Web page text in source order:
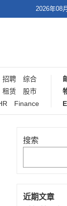
2026年08
招聘
综合
租赁
股市
Finance
搜索
近期文章